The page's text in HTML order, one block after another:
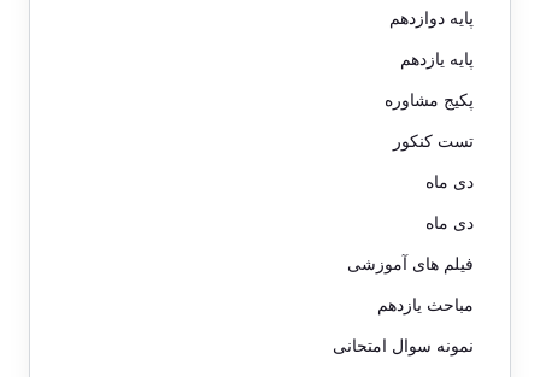
پایه دوازدهم
پایه یازدهم
پکیج مشاوره
تست کنکور
دی ماه
دی ماه
فیلم های آموزشی
مباحث یازدهم
نمونه سوال امتحانی